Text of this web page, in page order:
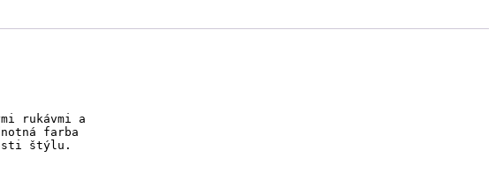
rukávmi a
farba
štýlu.